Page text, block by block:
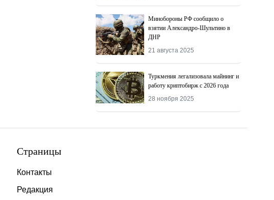
Минобороны РФ сообщило о
взятии Александро-Шультино в
ДНР
21 августа 2025
Туркмения легализовала майнинг и
работу криптобирж с 2026 года
28 ноября 2025
Страницы
Контакты
Редакция